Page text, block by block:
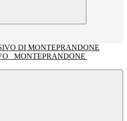
MONTEPRANDONE